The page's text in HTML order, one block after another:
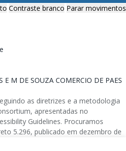
Contraste branco Parar movimentos
E M DE SOUZA COMERCIO DE PAES
as diretrizes e a metodologia
apresentadas no
Guidelines. Procuramos
5.296, publicado em dezembro de